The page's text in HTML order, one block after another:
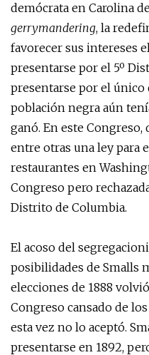
demócrata en Carolina
gerrymandering, la
favorecer sus intereses
presentarse por el 5º
presentarse por el
población negra aún
ganó. En este Congreso,
entre otras una ley para
restaurantes en
Congreso pero
Distrito de Columbia.
El acoso del
posibilidades de Smalls
elecciones de 1888
Congreso cansado de
esta vez no lo aceptó.
presentarse en 1892,